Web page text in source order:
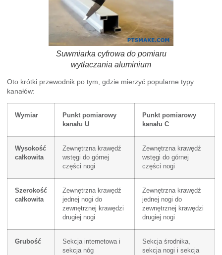
Suwmiarka cyfrowa do pomiaru
wytłaczania aluminium
Oto krótki przewodnik po tym, gdzie mierzyć popularne typy
kanałów:
Wymiar
Punkt pomiarowy
kanału U
Punkt pomiarowy
kanału C
Wysokość
całkowita
Zewnętrzna krawędź
wstęgi do górnej
części nogi
Zewnętrzna krawędź
wstęgi do górnej
części nogi
Szerokość
całkowita
Zewnętrzna krawędź
jednej nogi do
zewnętrznej krawędzi
drugiej nogi
Zewnętrzna krawędź
jednej nogi do
zewnętrznej krawędzi
drugiej nogi
Grubość
Sekcja internetowa i
sekcja nóg
Sekcja środnika,
sekcja nogi i sekcja